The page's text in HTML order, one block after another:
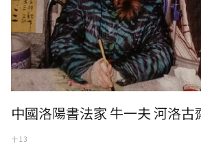
中國洛陽書法家 牛一夫 河洛古
十 13